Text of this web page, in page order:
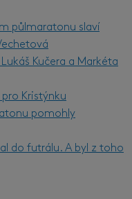
půlmaratonu slaví
Kučera a Markéta
Kristýnku
pomohly
do futrálu. A byl z toho